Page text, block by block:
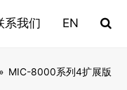
系我们 EN
» MIC-8000系列4扩展版